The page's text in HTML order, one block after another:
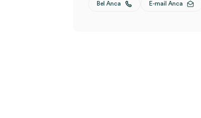
Bel Anca E-mail Anca